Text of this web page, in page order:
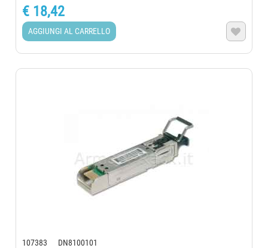
€ 18,42
AGGIUNGI AL CARRELLO 
107383 DN8100101